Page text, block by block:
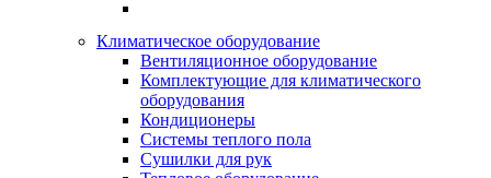
Климатическое оборудование
Вентиляционное оборудование
Комплектующие для климатического
оборудования
Кондиционеры
Системы теплого пола
Сушилки для рук